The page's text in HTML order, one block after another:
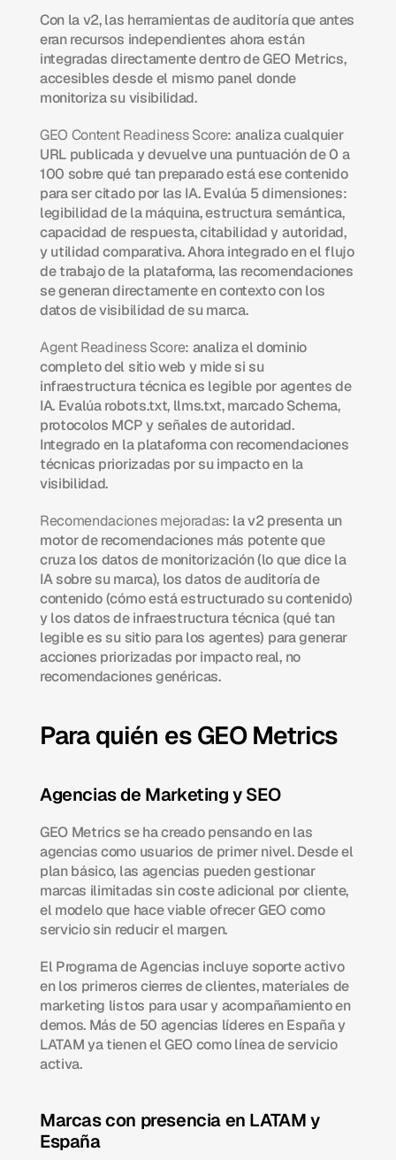
Con la v2, las herramientas de auditoría que antes
eran recursos independientes ahora están
integradas directamente dentro de GEO Metrics,
accesibles desde el mismo panel donde
monitoriza su visibilidad.
GEO Content Readiness Score: analiza cualquier
URL publicada y devuelve una puntuación de 0 a
100 sobre qué tan preparado está ese contenido
para ser citado por las IA. Evalúa 5 dimensiones:
legibilidad de la máquina, estructura semántica,
capacidad de respuesta, citabilidad y autoridad,
y utilidad comparativa. Ahora integrado en el flujo
de trabajo de la plataforma, las recomendaciones
se generan directamente en contexto con los
datos de visibilidad de su marca.
Agent Readiness Score: analiza el dominio
completo del sitio web y mide si su
infraestructura técnica es legible por agentes de
IA. Evalúa robots.txt, llms.txt, marcado Schema,
protocolos MCP y señales de autoridad.
Integrado en la plataforma con recomendaciones
técnicas priorizadas por su impacto en la
visibilidad.
Recomendaciones mejoradas: la v2 presenta un
motor de recomendaciones más potente que
cruza los datos de monitorización (lo que dice la
IA sobre su marca), los datos de auditoría de
contenido (cómo está estructurado su contenido)
y los datos de infraestructura técnica (qué tan
legible es su sitio para los agentes) para generar
acciones priorizadas por impacto real, no
recomendaciones genéricas.
Para quién es GEO Metrics
Agencias de Marketing y SEO
GEO Metrics se ha creado pensando en las
agencias como usuarios de primer nivel. Desde el
plan básico, las agencias pueden gestionar
marcas ilimitadas sin coste adicional por cliente,
el modelo que hace viable ofrecer GEO como
servicio sin reducir el margen.
El Programa de Agencias incluye soporte activo
en los primeros cierres de clientes, materiales de
marketing listos para usar y acompañamiento en
demos. Más de 50 agencias líderes en España y
LATAM ya tienen el GEO como línea de servicio
activa.
Marcas con presencia en LATAM y
España